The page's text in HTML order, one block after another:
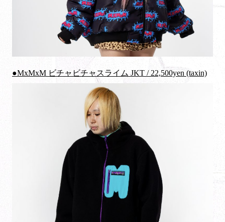
●MxMxM ビチャビチャスライム JKT / 22,500yen (taxin)